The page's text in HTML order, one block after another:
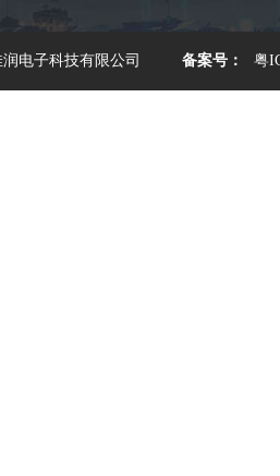
电子科技有限公司 备案号： 粤